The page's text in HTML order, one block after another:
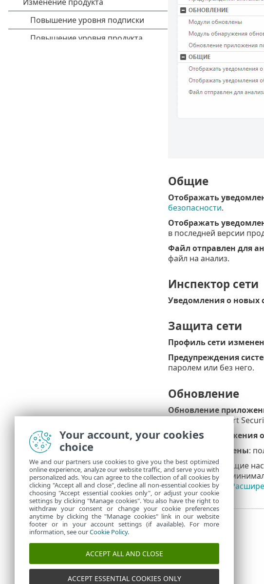
Общие
Отображать
безопасности.
Отображать
в последней версии
Файл отправлен для
файл на анализ.
Инспектор сети
Уведомления о новых
Защита сети
Профиль сети изменен
Предупреждения
паролем или без него.
Обновление
Обновление
версии ESET Smart
Модуль обнаружения
Модули обновлены:
Чтобы задать общие
сообщения или
столев разделе
Your account, your cookies
choice
We and our partners use cookies to give you the best optimized
online experience, analyze our website traffic, and serve you with
personalized ads. You can agree to the collection of all cookies by
clicking "Accept all and close", decline all non-essential cookies by
choosing "Accept essential cookies only", or adjust your cookie
settings by clicking "Manage cookies". You also have the right to
withdraw your consent or change your cookie preferences
anytime by clicking the "Manage cookies" link in our website
footer or in your account settings (if available). For more
information, see ourCookie Policy.
ACCEPT ALL AND CLOSE
ACCEPT ESSENTIAL COOKIES ONLY